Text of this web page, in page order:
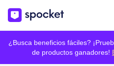
¿Busca beneficios fáciles?
de productos ganadores!